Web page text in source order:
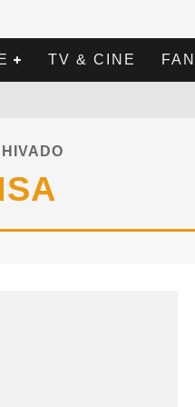
TV & CINE